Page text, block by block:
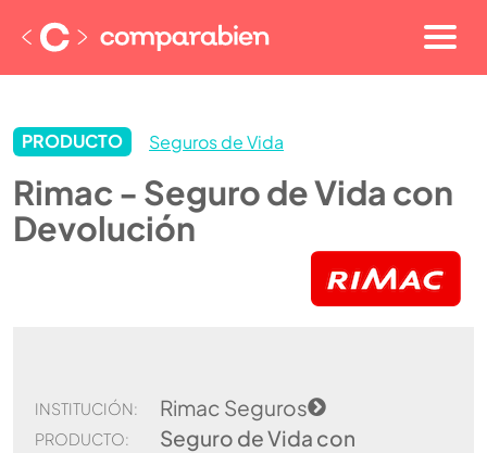
PRODUCTO Seguros de Vida
Rimac - Seguro de Vida con
Devolución
INSTITUCIÓN: Rimac Seguros
PRODUCTO:
Seguro de Vida con